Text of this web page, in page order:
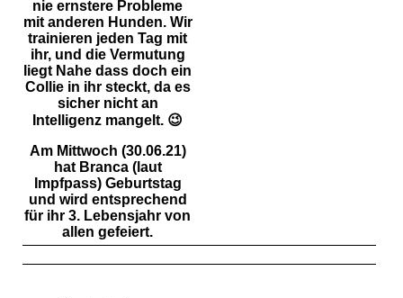
nie ernstere Probleme
mit anderen Hunden. Wir
trainieren jeden Tag mit
ihr, und die Vermutung
liegt Nahe dass doch ein
Collie in ihr steckt, da es
sicher nicht an
Intelligenz mangelt. 😉
Am Mittwoch (30.06.21)
hat Branca (laut
Impfpass) Geburtstag
und wird entsprechend
für ihr 3. Lebensjahr von
allen gefeiert.